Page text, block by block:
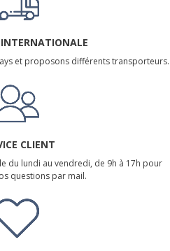
et proposons différents transporteurs.
CLIENT
du lundi au vendredi, de 9h à 17h pour
questions par mail.